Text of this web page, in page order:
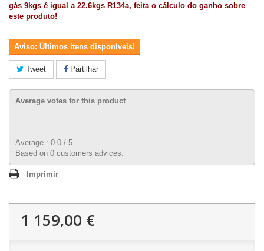
gás 9kgs é igual a 22.6kgs R134a, feita o cálculo do ganho sobre
este produto!
Aviso: Últimos itens disponíveis!
Tweet Partilhar
Average votes for this product
Average : 0.0 / 5
Based on 0 customers advices.
Imprimir
1 159,00 €